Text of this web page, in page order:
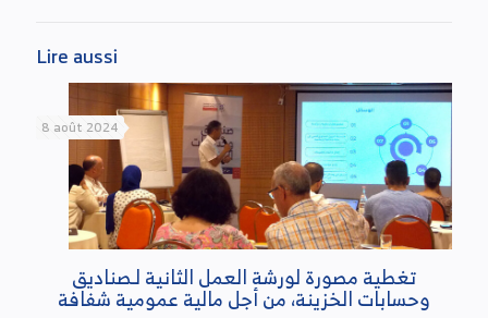
Lire aussi
8 août 2024
تغطية مصورة لورشة العمل الثانية لـصناديق
وحسابات الخزينة، من أجل مالية عمومية شفافة